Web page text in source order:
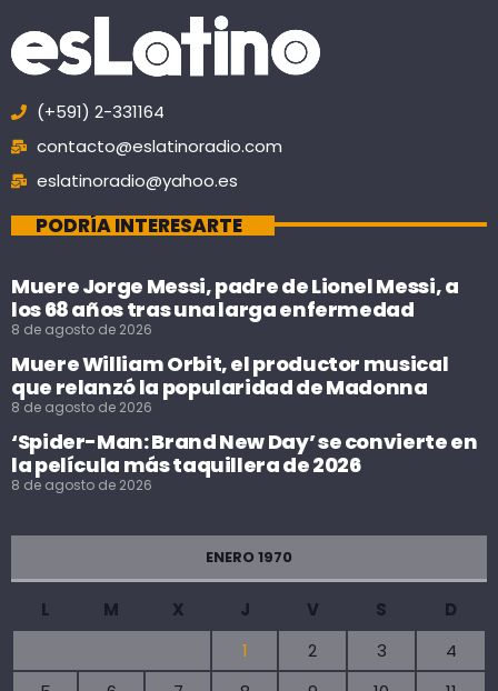
(+591) 2-331164
contacto@eslatinoradio.com
eslatinoradio@yahoo.es
PODRÍA INTERESARTE
Muere Jorge Messi, padre de Lionel Messi, a
los 68 años tras una larga enfermedad
8 de agosto de 2026
Muere William Orbit, el productor musical
que relanzó la popularidad de Madonna
8 de agosto de 2026
‘Spider-Man: Brand New Day’ se convierte en
la película más taquillera de 2026
8 de agosto de 2026
ENERO 1970
L M X J V S
D
1
2 3
4